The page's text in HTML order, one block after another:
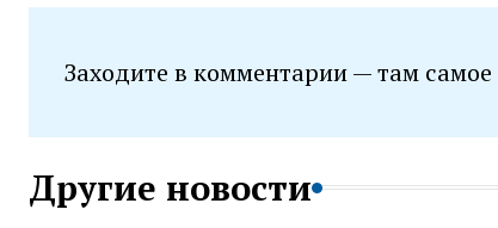
Заходите в комментарии — там самое
Другие новости